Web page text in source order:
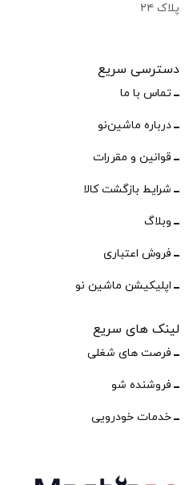
پلاک ۲۴
دسترسی سریع
تماس با ما
درباره ماشین‌نو
قوانین و مقررات
شرایط بازگشت کالا
وبلاگ
فروش اعتباری
اپلیکیشن ماشین نو
لینک های سریع
فرصت های شغلی
فروشنده شو
خدمات خودرویی